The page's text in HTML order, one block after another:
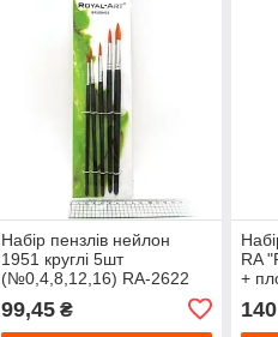
Набір пензлів нейлон
1951 круглі 5шт
(№0,4,8,12,16) RA-2622
99,45₴
RA
+